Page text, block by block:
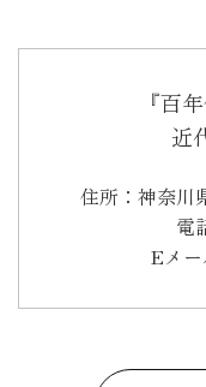
『百
近
住所：神奈川
電
Eメ